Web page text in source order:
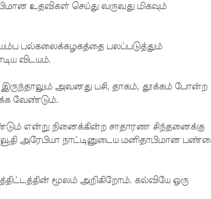
உதவிகள் செய்து வருவது மிகவும்
பல்கலைக்கழகத்தை பலப்படுத்தும்
விடயம்.
அவனது பசி, தாகம், தூக்கம் போன்ற
வேண்டும்.
என்று நினைக்கின்ற சாதாரண சிந்தனைக்கு
அரேபியா நாட்டினுடைய மனிதாபிமான
மூலம் அறிகிறோம். கல்வியே ஒரு